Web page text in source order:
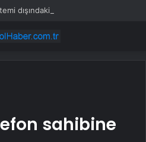
sahibine